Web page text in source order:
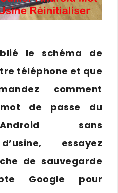
le schéma de
téléphone et que
comment
de passe du
sans
essayez
de sauvegarde
Google pour